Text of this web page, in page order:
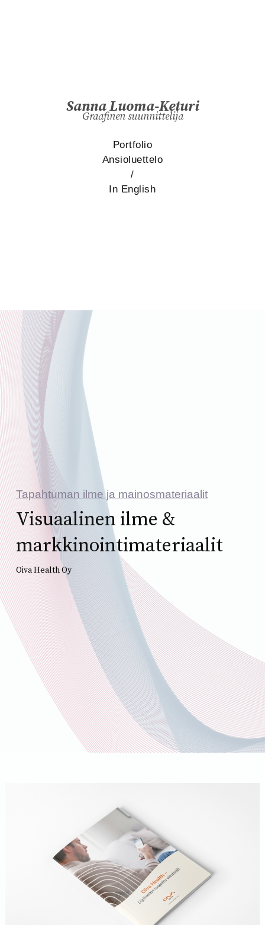
Sanna Luoma-Keturi
Graafinen suunnittelija
Portfolio
Ansioluettelo
/
In English
Tapahtuman ilme ja mainosmateriaalit
Visuaalinen ilme &
markkinointimateriaalit
Oiva Health Oy